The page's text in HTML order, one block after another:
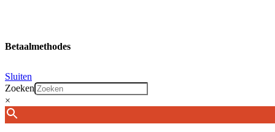
Betaalmethodes
Sluiten
Zoeken
×